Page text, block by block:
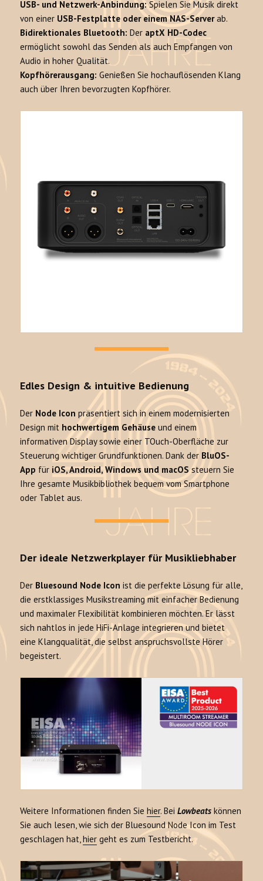
USB- und Netzwerk-Anbindung:Spielen Sie Musik direkt
von einer USB-Festplatte oder einem NAS-Serverab.
Bidirektionales Bluetooth: Der aptX HD-Codec
ermöglicht sowohl das Senden als auch Empfangen von
Audio in hoher Qualität.
Kopfhörerausgang: Genießen Sie hochauflösenden Klang
auch über Ihren bevorzugten Kopfhörer.
Edles Design & intuitive Bedienung
Der Node Icon präsentiert sich in einem modernisierten
Design mit hochwertigem Gehäuse und einem
informativen Display sowie einer TOuch-Oberfläche zur
Steuerung wichtiger Grundfunktionen. Dank der BluOS-
App für iOS, Android, Windows und macOSsteuern Sie
Ihre gesamte Musikbibliothek bequem vom Smartphone
oder Tablet aus.
Der ideale Netzwerkplayer für Musikliebhaber
Der Bluesound Node Icon ist die perfekte Lösung für alle,
die erstklassiges Musikstreaming mit einfacher Bedienung
und maximaler Flexibilität kombinieren möchten. Er lässt
sich nahtlos in jede HiFi-Anlage integrieren und bietet
eine Klangqualität, die selbst anspruchsvollste Hörer
begeistert.
Weitere Informationen finden Siehier. BeiLowbeats können
Sie auch lesen, wie sich der Bluesound Node Icon im Test
geschlagen hat,hier geht es zum Testbericht.